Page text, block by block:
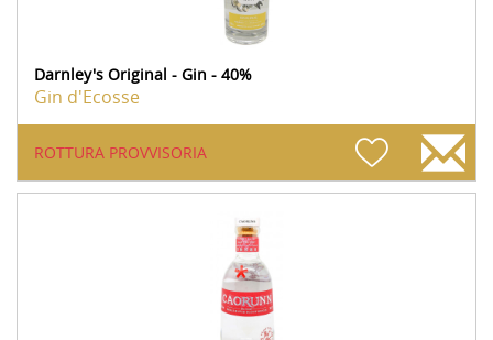
Darnley's Original - Gin - 40%
Gin d'Ecosse
ROTTURA PROVVISORIA